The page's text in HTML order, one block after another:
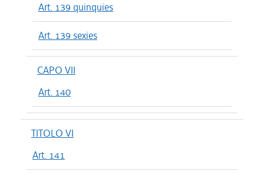
Art. 139 quinquies
Art. 139 sexies
CAPO VII
Art. 140
TITOLO VI
Art. 141